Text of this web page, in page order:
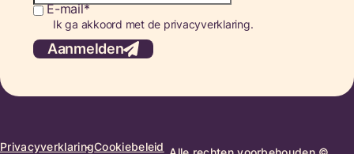
E-mail
Consent
Ik ga akkoord met de privacyverklaring.
Aanmelden
PrivacyverklaringCookiebeleid